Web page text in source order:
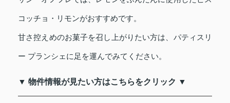
コッチョ・リモンがおすすめです。
甘さ控えめのお菓子を召し上がりたい方は、パティスリ
ー プランシェに足を運んでみてください。
▼ 物件情報が見たい方はこちらをクリック ▼